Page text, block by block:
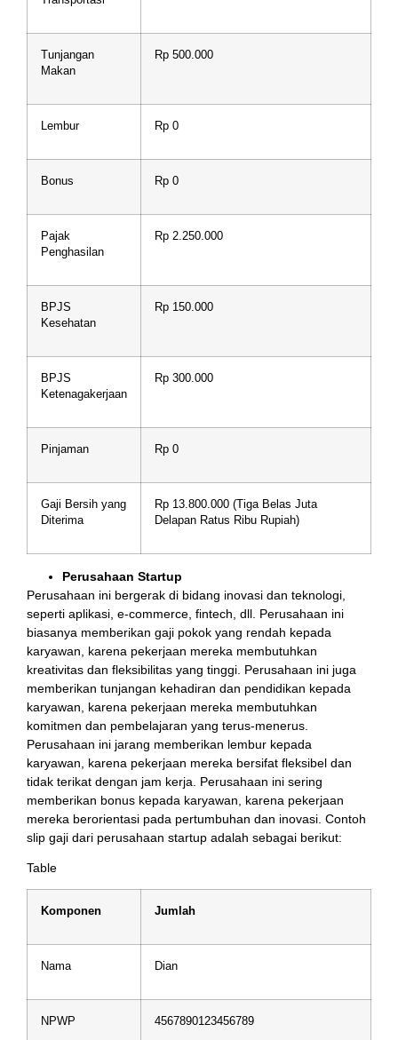
Tunjangan
Makan
Rp 500.000
Lembur Rp 0
Bonus Rp 0
Pajak
Penghasilan
Rp 2.250.000
BPJS
Kesehatan
Rp 150.000
BPJS
Ketenagakerjaan
Rp 300.000
Pinjaman Rp 0
Gaji Bersih yang
Diterima
Rp 13.800.000 (Tiga Belas Juta
Delapan Ratus Ribu Rupiah)
Perusahaan Startup
Perusahaan ini bergerak di bidang inovasi dan teknologi,
seperti aplikasi, e-commerce, fintech, dll. Perusahaan ini
biasanya memberikan gaji pokok yang rendah kepada
karyawan, karena pekerjaan mereka membutuhkan
kreativitas dan fleksibilitas yang tinggi. Perusahaan ini juga
memberikan tunjangan kehadiran dan pendidikan kepada
karyawan, karena pekerjaan mereka membutuhkan
komitmen dan pembelajaran yang terus-menerus.
Perusahaan ini jarang memberikan lembur kepada
karyawan, karena pekerjaan mereka bersifat fleksibel dan
tidak terikat dengan jam kerja. Perusahaan ini sering
memberikan bonus kepada karyawan, karena pekerjaan
mereka berorientasi pada pertumbuhan dan inovasi. Contoh
slip gaji dari perusahaan startup adalah sebagai berikut:
Table
Komponen Jumlah
Nama Dian
NPWP 4567890123456789